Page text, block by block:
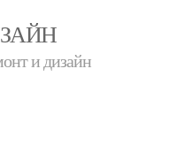
и дизайн